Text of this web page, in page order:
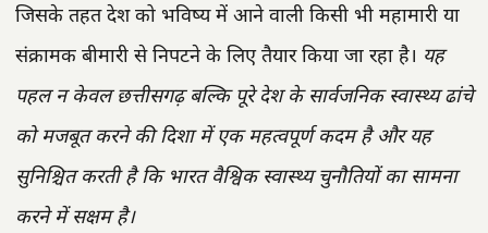
जिसके तहत देश को भविष्य में आने वाली किसी भी महामारी या
संक्रामक बीमारी से निपटने के लिए तैयार किया जा रहा है। यह
पहल न केवल छत्तीसगढ़ बल्कि पूरे देश के सार्वजनिक स्वास्थ्य ढांचे
को मजबूत करने की दिशा में एक महत्वपूर्ण कदम है और यह
सुनिश्चित करती है कि भारत वैश्विक स्वास्थ्य चुनौतियों का सामना
करने में सक्षम है।